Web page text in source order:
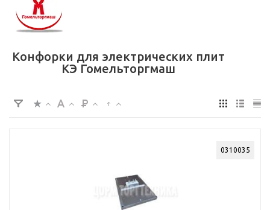
Конфорки для электрических плит
КЭ Гомельторгмаш
0310035